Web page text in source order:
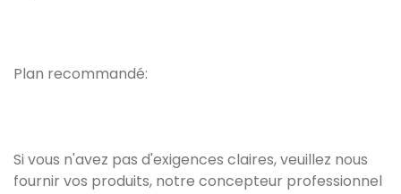
Plan recommandé:
Si vous n'avez pas d'exigences claires, veuillez nous
fournir vos produits, notre concepteur professionnel